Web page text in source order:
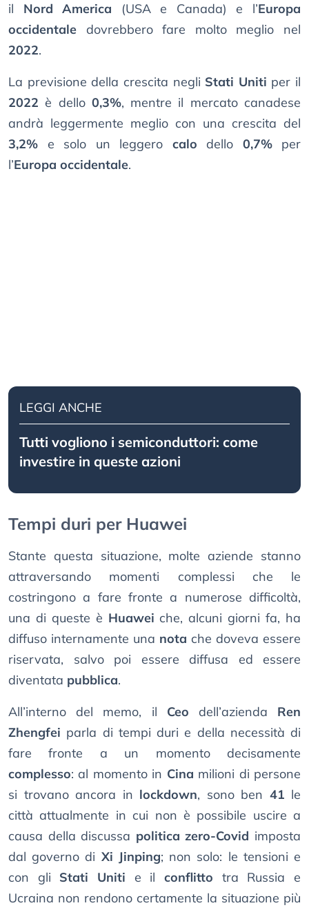
il Nord America (USA e Canada) e l’Europa
occidentale dovrebbero fare molto meglio nel
2022.
La previsione della crescita negli Stati Uniti per il
2022 è dello 0,3%, mentre il mercato canadese
andrà leggermente meglio con una crescita del
3,2% e solo un leggero calo dello 0,7%per
l’Europa occidentale.
LEGGI ANCHE
Tutti vogliono i semiconduttori: come
investire in queste azioni
Tempi duri per Huawei
Stante questa situazione, molte aziende stanno
attraversando momenti complessi che le
costringono a fare fronte a numerose difficoltà,
una di queste è Huawei che, alcuni giorni fa, ha
diffuso internamente una nota che doveva essere
riservata, salvo poi essere diffusa ed essere
diventata pubblica.
All’interno del memo, il Ceo dell’azienda Ren
Zhengfei parla di tempi duri e della necessità di
fare fronte a un momento decisamente
complesso: al momento in Cina milioni di persone
si trovano ancora in lockdown, sono ben 41 le
città attualmente in cui non è possibile uscire a
causa della discussa politica zero-Covid imposta
dal governo di Xi Jinping; non solo: le tensioni e
con gli Stati Uniti e ilconflitto tra Russia e
Ucraina non rendono certamente la situazione più